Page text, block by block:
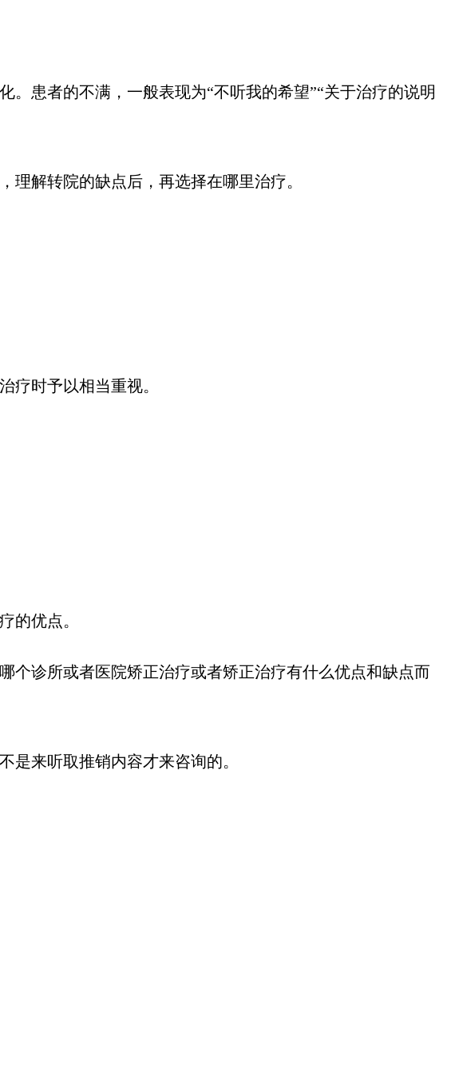
患者的不满，一般表现为“不听我的希望”“关于治疗的说明
解转院的缺点后，再选择在哪里治疗。
疗时予以相当重视。
的优点。
个诊所或者医院矫正治疗或者矫正治疗有什么优点和缺点而
是来听取推销内容才来咨询的。